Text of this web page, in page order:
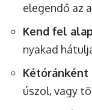
elegendő az
Kend fel
nyakad
úszol, vagy